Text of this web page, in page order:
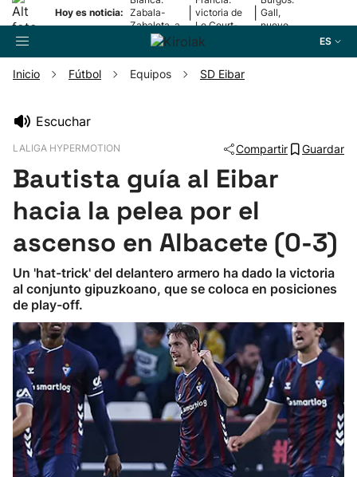
Hoy es noticia: Zabala-
Zabaleta, a
la final
victoria de
Le Court-
Pienaar
Gall,
nuevo
ES
Pelota
Remo
Baloncesto
Ciclismo
Herri-kirolak
Balonmano
Kirolak 360
Inicio Fútbol Equipos SD Eibar
Escuchar
LALIGA HYPERMOTION Compartir Guardar
Bautista guía al Eibar
hacia la pelea por el
ascenso en Albacete (0-3)
Un 'hat-trick' del delantero armero ha dado la victoria
al conjunto gipuzkoano, que se coloca en posiciones
de play-off.